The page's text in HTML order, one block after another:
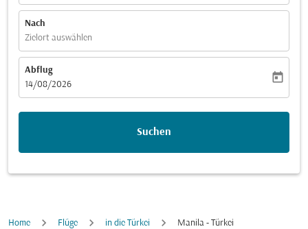
Nach
Zielort auswählen
Abflug
fc-booking-departure-date-aria-label
14/08/2026
today
Suchen
Home Flüge in die Türkei Manila - Türkei